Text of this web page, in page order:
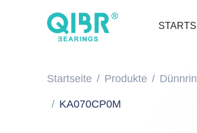
Startseite Produkte
KA070CP0M